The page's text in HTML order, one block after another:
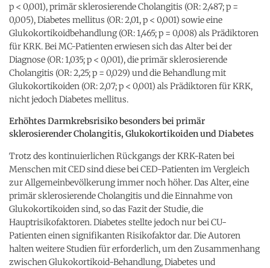
p < 0,001), primär sklerosierende Cholangitis (OR: 2,487; p =
0,005), Diabetes mellitus (OR: 2,01, p < 0,001) sowie eine
Glukokortikoidbehandlung (OR: 1,465; p = 0,008) als Prädiktoren
für KRK. Bei MC-Patienten erwiesen sich das Alter bei der
Diagnose (OR: 1,035; p < 0,001), die primär sklerosierende
Cholangitis (OR: 2,25; p = 0,029) und die Behandlung mit
Glukokortikoiden (OR: 2,07; p < 0,001) als Prädiktoren für KRK,
nicht jedoch Diabetes mellitus.
Erhöhtes Darmkrebsrisiko besonders bei primär
sklerosierender Cholangitis, Glukokortikoiden und Diabetes
Trotz des kontinuierlichen Rückgangs der KRK-Raten bei
Menschen mit CED sind diese bei CED-Patienten im Vergleich
zur Allgemeinbevölkerung immer noch höher. Das Alter, eine
primär sklerosierende Cholangitis und die Einnahme von
Glukokortikoiden sind, so das Fazit der Studie, die
Hauptrisikofaktoren. Diabetes stellte jedoch nur bei CU-
Patienten einen signifikanten Risikofaktor dar. Die Autoren
halten weitere Studien für erforderlich, um den Zusammenhang
zwischen Glukokortikoid-Behandlung, Diabetes und